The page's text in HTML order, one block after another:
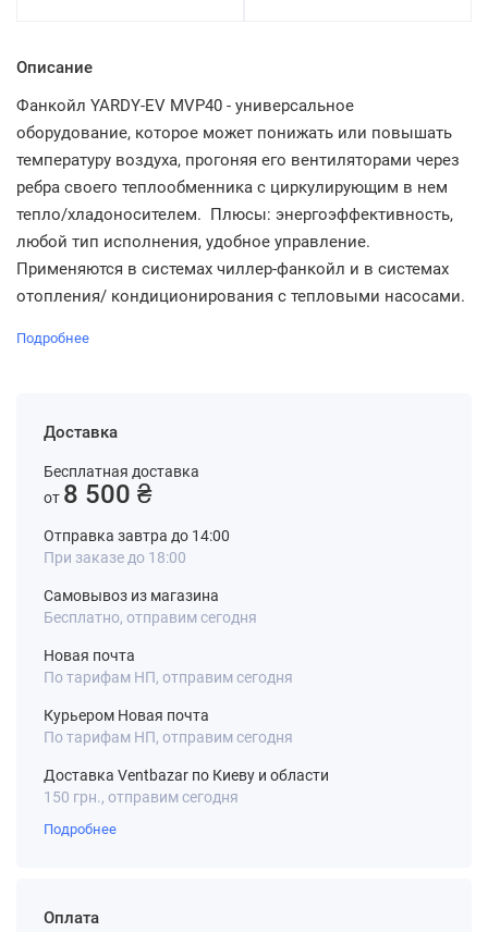
Описание
Фанкойл YARDY-EV MVP40 - универсальное
оборудование, которое может понижать или повышать
температуру воздуха, прогоняя его вентиляторами через
ребра своего теплообменника с циркулирующим в нем
тепло/хладоносителем. Плюсы: энергоэффективность,
любой тип исполнения, удобное управление.
Применяются в системах чиллер-фанкойл и в системах
отопления/ кондиционирования с тепловыми насосами.
Подробнее
Доставка
Бесплатная доставка
от 8 500 ₴
Отправка завтра до 14:00
При заказе до 18:00
Самовывоз из магазина
Бесплатно, отправим сегодня
Новая почта
По тарифам НП, отправим сегодня
Курьером Новая почта
По тарифам НП, отправим сегодня
Доставка Ventbazar по Киеву и области
150 грн., отправим сегодня
Подробнее
Оплата